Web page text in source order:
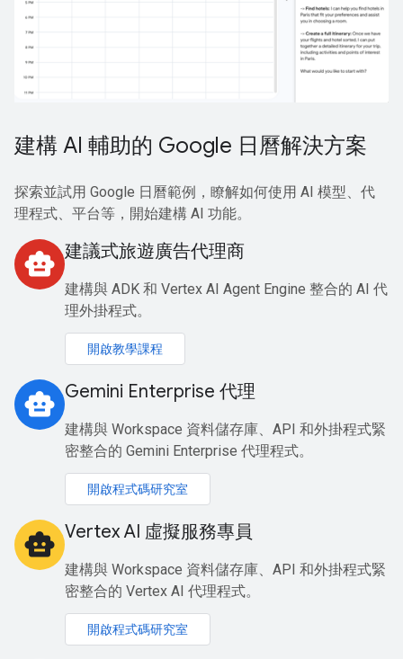
建構 AI 輔助的 Google 日曆解決方案
探索並試用 Google 日曆範例，瞭解如何使用 AI 模型、代
理程式、平台等，開始建構 AI 功能。
smart_toy 建議式旅遊廣告代理商
建構與 ADK 和 Vertex AI Agent Engine 整合的 AI 代
理外掛程式。
開啟教學課程
smart_toy Gemini Enterprise 代理
建構與 Workspace 資料儲存庫、API 和外掛程式緊
密整合的 Gemini Enterprise 代理程式。
開啟程式碼研究室
smart_toy Vertex AI 虛擬服務專員
建構與 Workspace 資料儲存庫、API 和外掛程式緊
密整合的 Vertex AI 代理程式。
開啟程式碼研究室